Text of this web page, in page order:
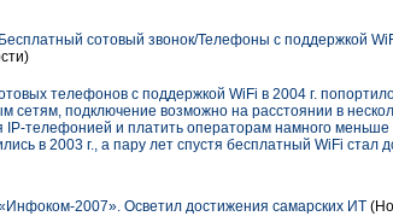
Бесплатный сотовый звонок/Телефоны с поддержкой
телефонов с поддержкой WiFi в 2004 г.
сетям, подключение возможно на расстоянии в
IP-телефонией и платить операторам намного
в 2003 г., а пару лет спустя бесплатный WiFi стал
2007». Осветил достижения самарских ИТ